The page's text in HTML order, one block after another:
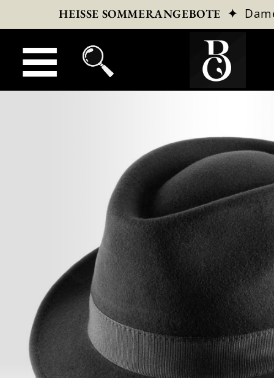
HEISSE SOMMERANGEBOTE ✦